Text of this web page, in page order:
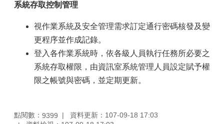
系統存取控制管理
視作業系統及安全管理需求訂定通行密碼核發及變
更程序並作成記錄。
登入各作業系統時，依各級人員執行任務所必要之
系統存取權限，由資訊室系統管理人員設定賦予權
限之帳號與密碼，並定期更新。
點閱數： 9399
資料更新：107-09-18 17:03